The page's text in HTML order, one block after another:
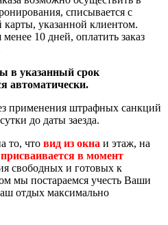
списывается с
карты, указанной клиентом.
менее 10 дней, оплатить заказ
в указанный срок
автоматически.
применения штрафных санкций
до даты заезда.
то, что вид из окна и этаж, на
присваивается в момент
свободных и готовых к
мы постараемся учесть Ваши
отдых максимально